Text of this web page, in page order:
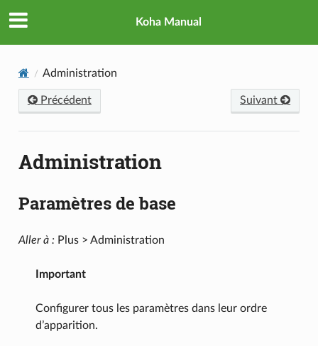
Koha Manual
Administration
Précédent Suivant
Administration
Paramètres de base
Aller à :Plus > Administration
Important
Configurer tous les paramètres dans leur ordre
d’apparition.